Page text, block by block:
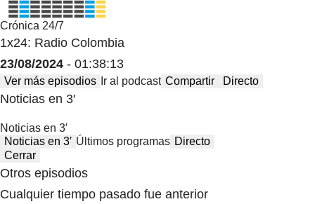
Crónica 24/7
1x24: Radio Colombia
23/08/2024 - 01:38:13
Ver más episodios Ir al podcast Compartir Directo
Noticias en 3′
Noticias en 3′
Noticias en 3′ Últimos programas Directo
Cerrar
Otros episodios
Cualquier tiempo pasado fue anterior